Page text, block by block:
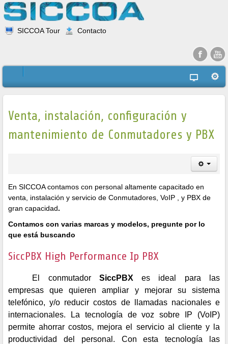
SICCOA Tour Contacto
Venta, instalación, configuración y
mantenimiento de Conmutadores y PBX
En SICCOA contamos con personal altamente capacitado en
venta, instalación y servicio de Conmutadores, VoIP , y PBX de
gran capacidad.
Contamos con varias marcas y modelos, pregunte por lo
que está buscando
SiccPBX High Performance Ip PBX
El conmutador SiccPBX es ideal para las
empresas que quieren ampliar y mejorar su sistema
telefónico, y/o reducir costos de llamadas nacionales e
internacionales. La tecnología de voz sobre IP (VoIP)
permite ahorrar costos, mejora el servicio al cliente y la
productividad del personal. Con esta tecnología las